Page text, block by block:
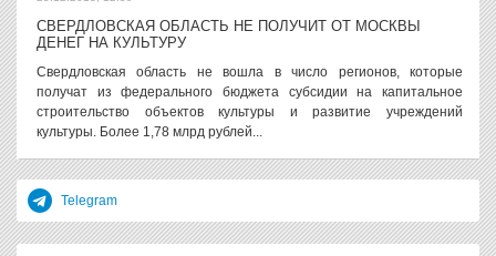
СВЕРДЛОВСКАЯ ОБЛАСТЬ НЕ ПОЛУЧИТ ОТ МОСКВЫ
ДЕНЕГ НА КУЛЬТУРУ
Свердловская область не вошла в число регионов, которые
получат из федерального бюджета субсидии на капитальное
строительство объектов культуры и развитие учреждений
культуры. Более 1,78 млрд рублей...
Telegram